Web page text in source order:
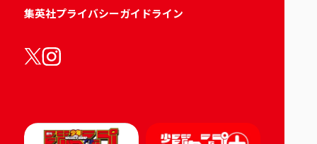
集英社プライバシーガイドライン